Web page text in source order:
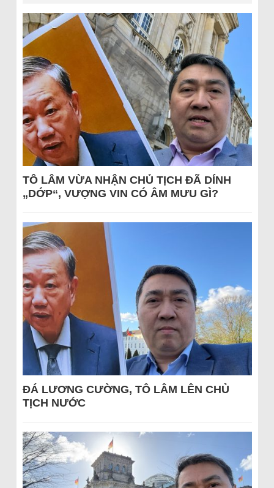
TÔ LÂM VỪA NHẬN CHỦ TỊCH ĐÃ DÍNH
„DỚP“, VƯỢNG VIN CÓ ÂM MƯU GÌ?
ĐÁ LƯƠNG CƯỜNG, TÔ LÂM LÊN CHỦ
TỊCH NƯỚC